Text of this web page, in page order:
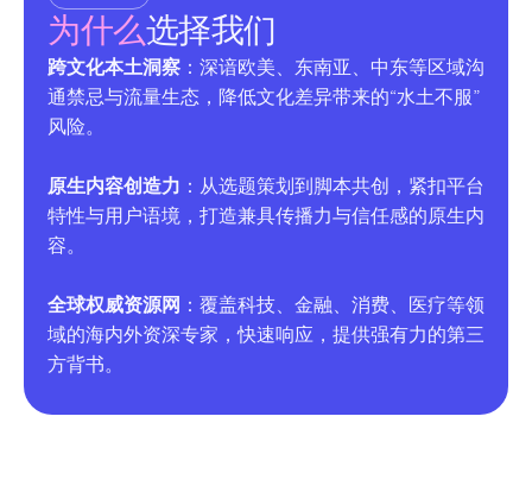
为什么选择我们
跨文化本土洞察 ：深谙欧美、东南亚、中东等区域沟
通禁忌与流量生态，降低文化差异带来的“水土不服”
风险。
原生内容创造力 ：从选题策划到脚本共创，紧扣平台
特性与用户语境，打造兼具传播力与信任感的原生内
容。
全球权威资源网 ：覆盖科技、金融、消费、医疗等领
域的海内外资深专家，快速响应，提供强有力的第三
方背书。